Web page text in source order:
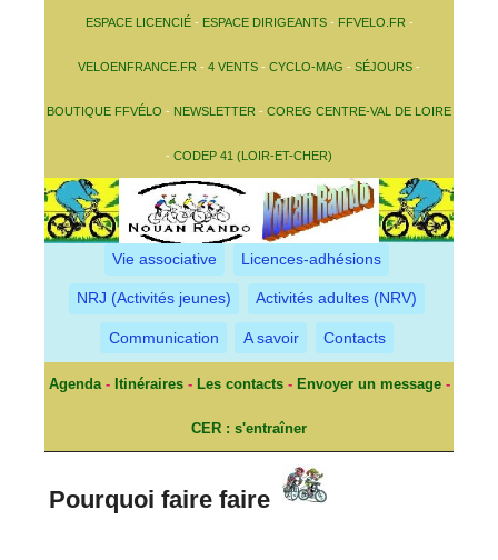
ESPACE LICENCIÉ- ESPACE DIRIGEANTS- FFVELO.FR -
VELOENFRANCE.FR - 4 VENTS - CYCLO-MAG - SÉJOURS -
BOUTIQUE FFVÉLO - NEWSLETTER - COREG CENTRE-VAL DE LOIRE
- CODEP 41 (LOIR-ET-CHER)
Vie associative Licences-adhésions
NRJ (Activités jeunes) Activités adultes (NRV)
Communication A savoir Contacts
Agenda- Itinéraires- Les contacts- Envoyer un message-
CER : s'entraîner
Pourquoi faire faire